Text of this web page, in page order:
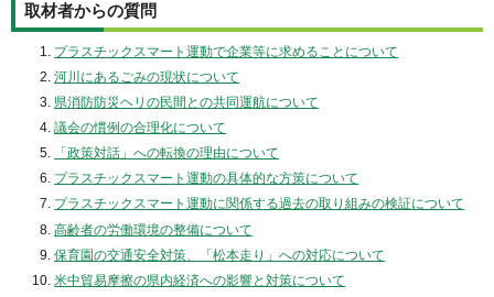
取材者からの質問
プラスチックスマート運動で企業等に求めることについて
河川にあるごみの現状について
県消防防災ヘリの民間との共同運航について
議会の慣例の合理化について
「政策対話」への転換の理由について
プラスチックスマート運動の具体的な方策について
プラスチックスマート運動に関係する過去の取り組みの検証について
高齢者の労働環境の整備について
保育園の交通安全対策、「松本走り」への対応について
米中貿易摩擦の県内経済への影響と対策について